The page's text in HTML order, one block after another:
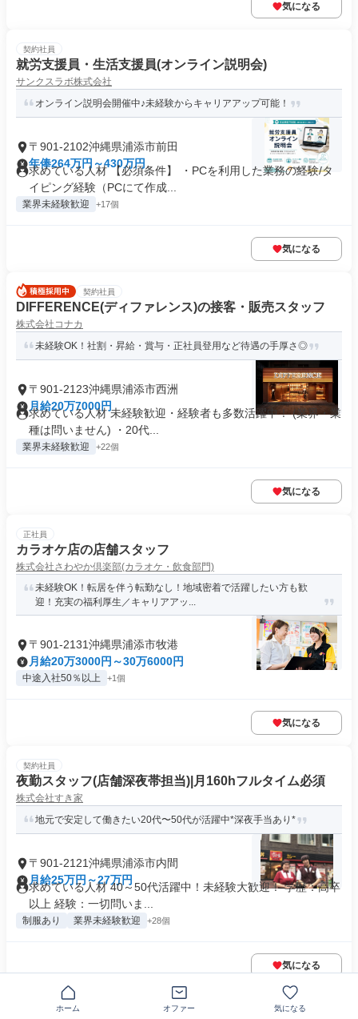
気になる
契約社員
就労支援員・生活支援員(オンライン説明会)
サンクスラボ株式会社
オンライン説明会開催中♪未経験からキャリアアップ可能！
〒901-2102沖縄県浦添市前田
年俸264万円～430万円
求めている人材 【必須条件】 ・PCを利用した業務の経験/タ
イピング経験（PCにて作成...
業界未経験歓迎 +17個
気になる
契約社員
DIFFERENCE(ディファレンス)の接客・販売スタッフ
株式会社コナカ
未経験OK！社割・昇給・賞与・正社員登用など待遇の手厚さ◎
〒901-2123沖縄県浦添市西洲
月給20万7000円
求めている人材 未経験歓迎・経験者も多数活躍中！ (業界・業
種は問いません) ・20代...
業界未経験歓迎 +22個
気になる
正社員
カラオケ店の店舗スタッフ
株式会社さわやか倶楽部(カラオケ・飲食部門)
未経験OK！転居を伴う転勤なし！地域密着で活躍したい方も歓
迎！充実の福利厚生／キャリアアッ...
〒901-2131沖縄県浦添市牧港
月給20万3000円～30万6000円
中途入社50％以上 +1個
気になる
契約社員
夜勤スタッフ(店舗深夜帯担当)|月160hフルタイム必須
株式会社すき家
地元で安定して働きたい20代〜50代が活躍中*深夜手当あり*
〒901-2121沖縄県浦添市内間
月給25万円～27万円
求めている人材 40～50代活躍中！未経験大歓迎！ 学歴：高卒
以上 経験：一切問いま...
制服あり 業界未経験歓迎 +28個
気になる
ホーム オファー 気になる